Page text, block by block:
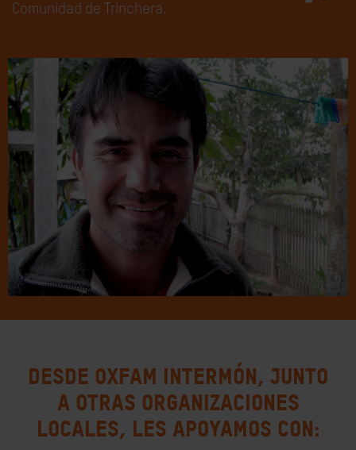
Comunidad de Trinchera.
Desde Oxfam Intermón, junto
a otras organizaciones
locales, les apoyamos con: